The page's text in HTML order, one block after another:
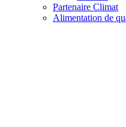
Partenaire Climat
Alimentation de